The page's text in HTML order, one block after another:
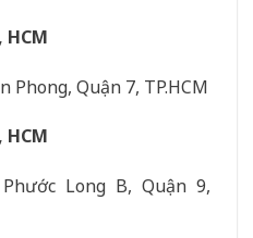
HCM
Phong, Quận 7, TP.HCM
HCM
Long B, Quận 9,